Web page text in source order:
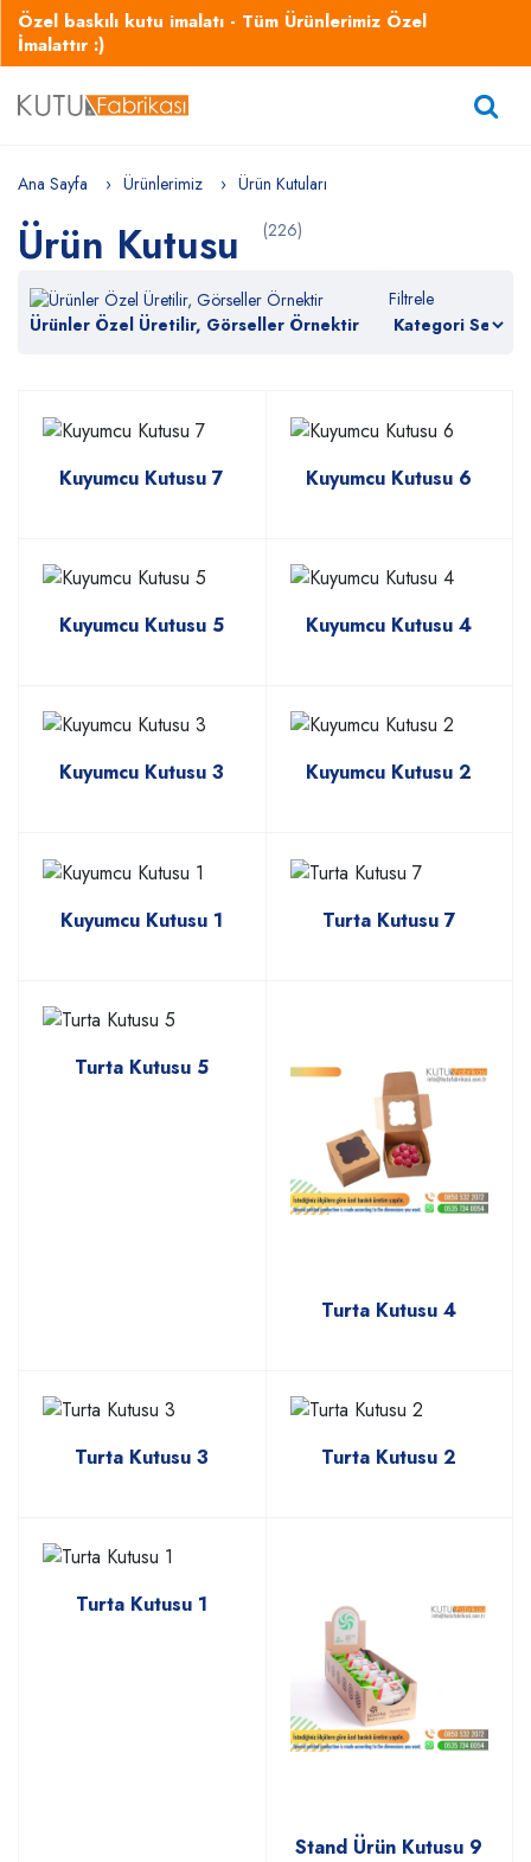
Özel baskılı kutu imalatı - Tüm Ürünlerimiz Özel
İmalattır :)
Ana Sayfa Ürünlerimiz Ürün Kutuları
Ürün Kutusu (226)
Ürünler Özel Üretilir, Görseller Örnektir
Filtrele
Kuyumcu Kutusu 7 Kuyumcu Kutusu 6
Kuyumcu Kutusu 5 Kuyumcu Kutusu 4
Kuyumcu Kutusu 3 Kuyumcu Kutusu 2
Kuyumcu Kutusu 1 Turta Kutusu 7
Turta Kutusu 5
Turta Kutusu 4
Turta Kutusu 3 Turta Kutusu 2
Turta Kutusu 1
Stand Ürün Kutusu 9